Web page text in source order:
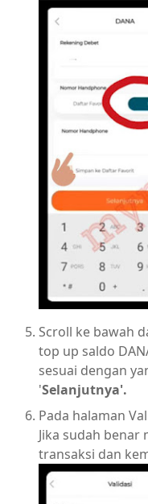
Scroll ke bawah
top up saldo
sesuai dengan
'Selanjutnya'.
Pada halaman
Jika sudah benar
transaksi dan